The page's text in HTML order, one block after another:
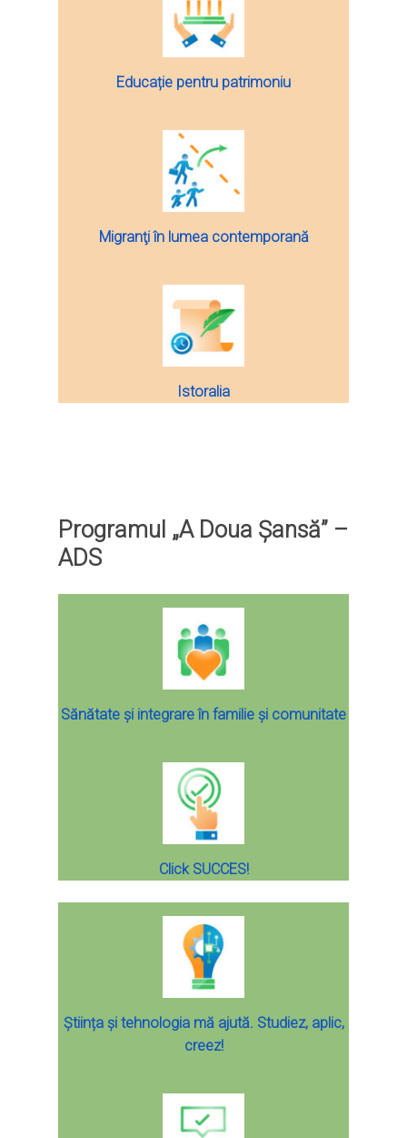
Educație pentru patrimoniu
Migranţi în lumea contemporană
Istoralia
Programul „A Doua Șansă” –
ADS
Sănătate și integrare în familie și comunitate
Click SUCCES!
Știința și tehnologia mă ajută. Studiez, aplic,
creez!